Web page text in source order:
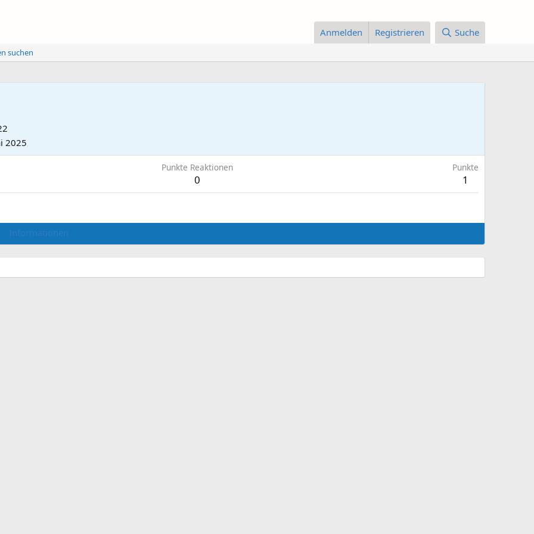
Anmelden Registrieren Suche
suchen
2025
Punkte Reaktionen
0
Punkte
1
Informationen